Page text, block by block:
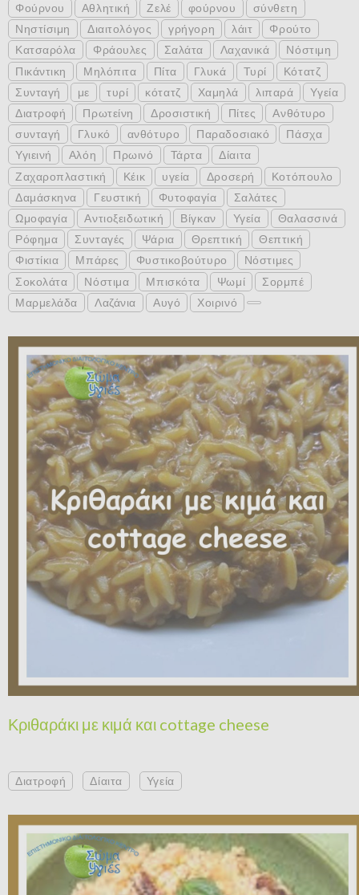
Φούρνου
Αθλητική Ζελέ φούρνου
σύνθετη
Νηστίσιμη
Διαιτολόγος γρήγορη λάιτ
Φρούτο
Κατσαρόλα
Φράουλες Σαλάτα Λαχανικά
Νόστιμη
Πικάντικη
Μηλόπιτα Πίτα Γλυκά Τυρί
Κότατζ
Συνταγή
με τυρί κότατζ Χαμηλά λιπαρά
Υγεία
Διατροφή
Πρωτείνη Δροσιστική Πίτες
Ανθότυρο
συνταγή
Γλυκό ανθότυρο Παραδοσιακό
Πάσχα
Υγιεινή
Αλόη Πρωινό Τάρτα
Δίαιτα
Ζαχαροπλαστική
Κέικ υγεία Δροσερή
Κοτόπουλο
Δαμάσκηνα
Γευστική Φυτοφαγία
Σαλάτες
Ωμοφαγία
Αντιοξειδωτική Βίγκαν Υγεία
Θαλασσινά
Ρόφημα
Συνταγές Ψάρια Θρεπτική
Θεπτική
Φιστίκια
Μπάρες Φυστικοβούτυρο
Νόστιμες
Σοκολάτα
Νόστιμα Μπισκότα Ψωμί
Σορμπέ
Μαρμελάδα
Λαζάνια Αυγό Χοιρινό
Κριθαράκι με κιμά και cottage cheese
Διατροφή Δίαιτα Υγεία